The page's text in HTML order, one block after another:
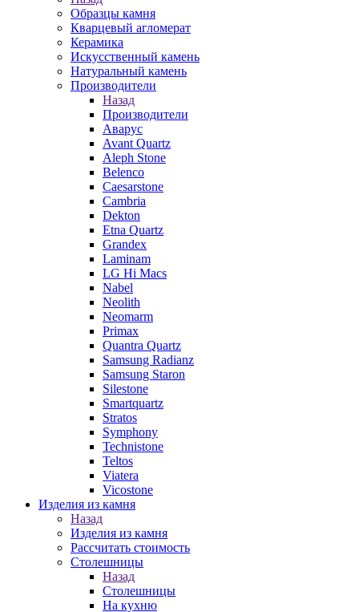
Образцы камня
Кварцевый агломерат
Керамика
Искусственный камень
Натуральный камень
Производители
Назад
Производители
Аварус
Avant Quartz
Aleph Stone
Belenco
Caesarstone
Cambria
Dekton
Etna Quartz
Grandex
Laminam
LG Hi Macs
Nabel
Neolith
Neomarm
Primax
Quantra Quartz
Samsung Radianz
Samsung Staron
Silestone
Smartquartz
Stratos
Symphony
Technistone
Teltos
Viatera
Vicostone
Изделия из камня
Назад
Изделия из камня
Рассчитать стоимость
Столешницы
Назад
Столешницы
На кухню